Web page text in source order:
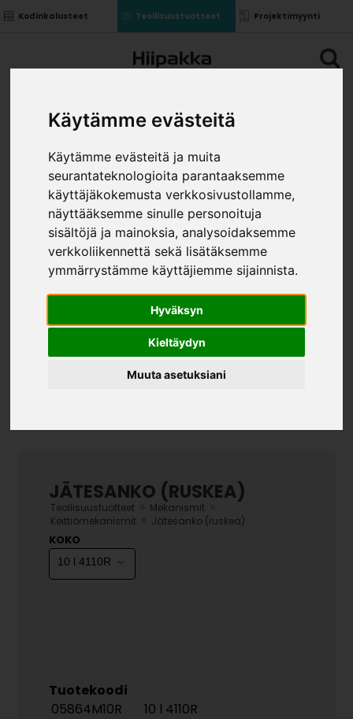
Käytämme evästeitä
Käytämme evästeitä ja muita
seurantateknologioita parantaaksemme
käyttäjäkokemusta verkkosivustollamme,
näyttääksemme sinulle personoituja
sisältöjä ja mainoksia, analysoidaksemme
verkkoliikennettä sekä lisätäksemme
ymmärrystämme käyttäjiemme sijainnista.
Hyväksyn
Kieltäydyn
Muuta asetuksiani
Kodinkalusteet Teollisuustuotteet Projektimyynti
JÄTESANKO (RUSKEA)
Teollisuustuotteet Mekanismit
Keittiömekanismit Jätesanko (ruskea)
KOKO
Tuotekoodi
05864M10R
10 l 4110R